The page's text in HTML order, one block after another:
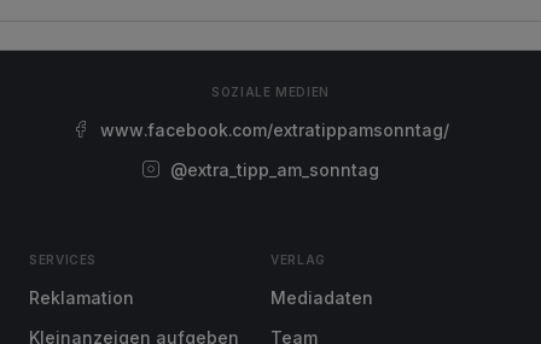
SOZIALE MEDIEN
www.facebook.com/extratippamsonntag/
@extra_tipp_am_sonntag
SERVICES
Reklamation
Kleinanzeigen aufgeben
VERLAG
Mediadaten
Team